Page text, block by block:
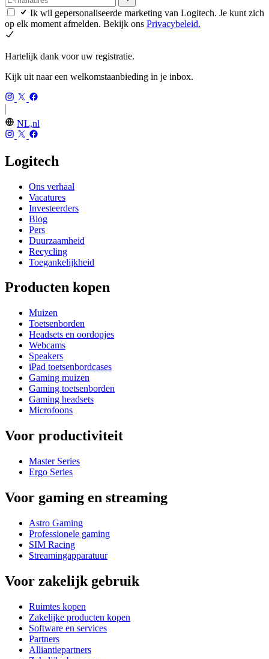
Ik wil gepersonaliseerde marketing van Logitech. Je kunt zich
op elk moment afmelden. Bekijk ons Privacybeleid.
Hartelijk dank voor uw registratie.
Kijk uit naar een welkomstaanbieding in je inbox.
NL,nl
Logitech
Ons verhaal
Vacatures
Investeerders
Blog
Pers
Duurzaamheid
Recycling
Toegankelijkheid
Producten kopen
Muizen
Toetsenborden
Headsets en oordopjes
Webcams
Speakers
iPad toetsenbordcases
Gaming muizen
Gaming toetsenborden
Gaming headsets
Microfoons
Voor productiviteit
Master Series
Ergo Series
Voor gaming en streaming
Astro Gaming
Professionele gaming
SIM Racing
Streamingapparatuur
Voor zakelijk gebruik
Ruimtes kopen
Zakelijke producten kopen
Software en services
Partners
Alliantiepartners